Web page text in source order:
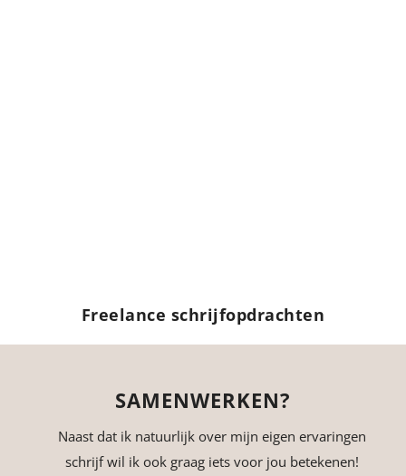
Freelance schrijfopdrachten
SAMENWERKEN?
Naast dat ik natuurlijk over mijn eigen ervaringen
schrijf wil ik ook graag iets voor jou betekenen!